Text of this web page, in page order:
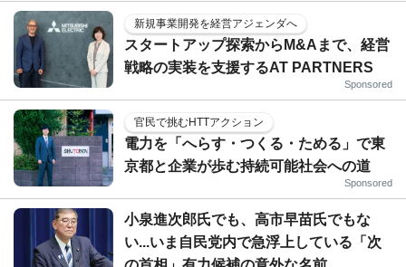
新規事業開発を経営アジェンダへ
スタートアップ探索からM&Aまで、経営
戦略の実装を支援するAT PARTNERS
Sponsored
官民で挑むHTTアクション
電力を「へらす・つくる・ためる」で東
京都と企業が歩む持続可能社会への道
Sponsored
小泉進次郎氏でも、高市早苗氏でもな
い...いま自民党内で急浮上している「次